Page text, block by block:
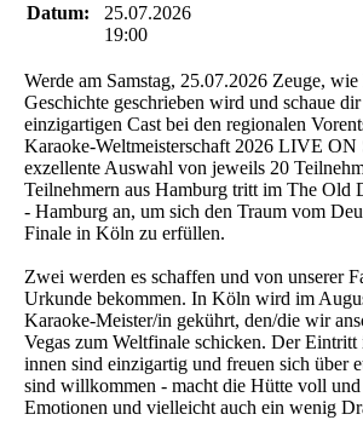
Datum:
25.07.2026
19:00
Werde am Samstag, 25.07.2026 Zeuge,
Geschichte geschrieben wird und schaue dir
einzigartigen Cast bei den regionalen
Karaoke-Weltmeisterschaft 2026 LIVE ON
exzellente Auswahl von jeweils 20
Teilnehmern aus Hamburg tritt im The Old
- Hamburg an, um sich den Traum vom
Finale in Köln zu erfüllen.
Zwei werden es schaffen und von unserer
Urkunde bekommen. In Köln wird im
Karaoke-Meister/in gekührt, den/die wir
Vegas zum Weltfinale schicken. Der Eintritt
innen sind einzigartig und freuen sich über
sind willkommen - macht die Hütte voll
Emotionen und vielleicht auch ein wenig